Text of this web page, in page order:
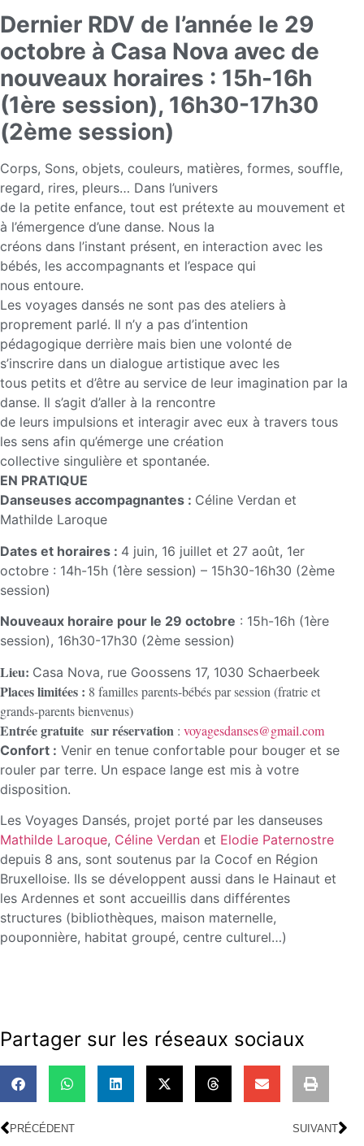
Dernier RDV de l’année le 29
octobre à Casa Nova avec de
nouveaux horaires : 15h-16h
(1ère session), 16h30-17h30
(2ème session)
Corps, Sons, objets, couleurs, matières, formes, souffle,
regard, rires, pleurs… Dans l’univers
de la petite enfance, tout est prétexte au mouvement et
à l’émergence d’une danse. Nous la
créons dans l’instant présent, en interaction avec les
bébés, les accompagnants et l’espace qui
nous entoure.
Les voyages dansés ne sont pas des ateliers à
proprement parlé. Il n’y a pas d’intention
pédagogique derrière mais bien une volonté de
s’inscrire dans un dialogue artistique avec les
tous petits et d’être au service de leur imagination par la
danse. Il s’agit d’aller à la rencontre
de leurs impulsions et interagir avec eux à travers tous
les sens afin qu’émerge une création
collective singulière et spontanée.
EN PRATIQUE
Danseuses accompagnantes : Céline Verdan et
Mathilde Laroque
Dates et horaires : 4 juin, 16 juillet et 27 août, 1er
octobre : 14h-15h (1ère session) – 15h30-16h30 (2ème
session)
Nouveaux horaire pour le 29 octobre : 15h-16h (1ère
session), 16h30-17h30 (2ème session)
Lieu: Casa Nova, rue Goossens 17, 1030 Schaerbeek
Places limitées : 8 familles parents-bébés par session (fratrie et
grands-parents bienvenus)
Entrée gratuite sur réservation : voyagesdanses@gmail.com
Confort : Venir en tenue confortable pour bouger et se
rouler par terre. Un espace lange est mis à votre
disposition.
Les Voyages Dansés, projet porté par les danseuses
Mathilde Laroque, Céline Verdan et Elodie Paternostre
depuis 8 ans, sont soutenus par la Cocof en Région
Bruxelloise. Ils se développent aussi dans le Hainaut et
les Ardennes et sont accueillis dans différentes
structures (bibliothèques, maison maternelle,
pouponnière, habitat groupé, centre culturel…)
Partager sur les réseaux sociaux
PRÉCÉDENT SUIVANT